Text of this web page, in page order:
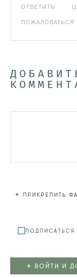
ОТВЕТИТЬ
ПОЖАЛОВАТЬСЯ
+ ПРИКРЕПИТЬ
ПОДПИСАТЬСЯ
+ ВОЙТИ И